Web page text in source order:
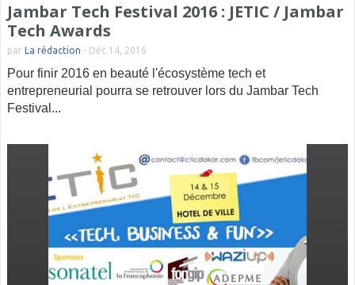
Jambar Tech Festival 2016 : JETIC / Jambar
Tech Awards
par La rédaction - Déc 14, 2016
Pour finir 2016 en beauté l'écosystème tech et
entrepreneurial pourra se retrouver lors du Jambar Tech
Festival...